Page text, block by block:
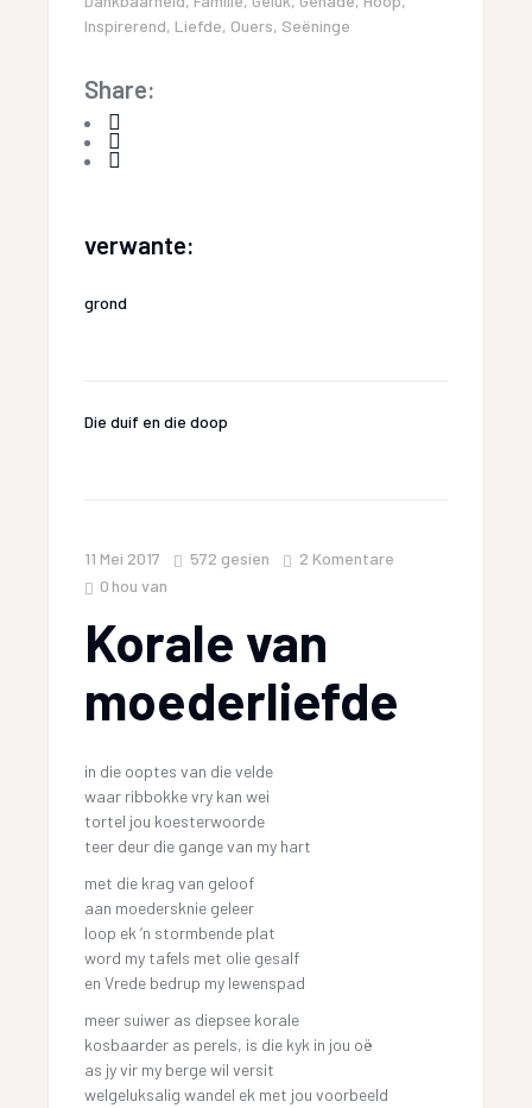
Inspirerend, Liefde, Ouers, Seëninge
Share:
verwante:
grond
Die duif en die doop
11 Mei 2017 572 gesien
2 Komentare
0 hou van
Korale van
moederliefde
in die ooptes van die velde
waar ribbokke vry kan wei
tortel jou koesterwoorde
teer deur die gange van my hart
met die krag van geloof
aan moedersknie geleer
loop ek ‘n stormbende plat
word my tafels met olie gesalf
en Vrede bedrup my lewenspad
meer suiwer as diepsee korale
kosbaarder as perels, is die kyk in jou oë
as jy vir my berge wil versit
welgeluksalig wandel ek met jou voorbeeld